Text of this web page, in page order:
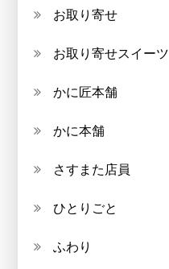
お取り寄せ
お取り寄せスイーツ
かに匠本舗
かに本舗
さすまた店員
ひとりごと
ふわり